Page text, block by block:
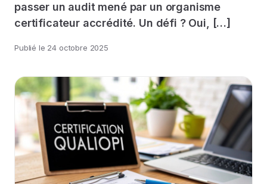
passer un audit mené par un organisme
certificateur accrédité. Un défi ? Oui, […]
Publié le 24 octobre 2025